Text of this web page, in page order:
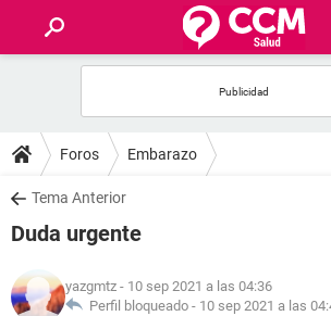
FOROS
SALUD
NUTRICIÓN
Foros Embarazo
Tema Anterior
Duda urgente
yazgmtz - 10 sep 2021 a las 04:36
Perfil bloqueado - 10 sep 2021 a las